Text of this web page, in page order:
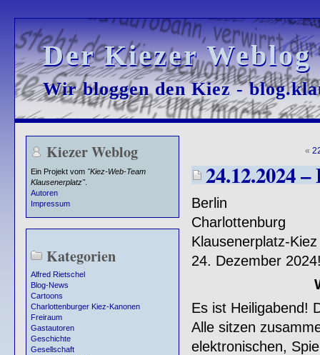
Der Kiezer
Der Kiezer
Wir bloggen den Kiez -
Wir bloggen den Kiez -
Kiezer Weblog
Ein Projekt vom "Kiez-Web-Team
Klausenerplatz".
Autoren
Impressum
Kategorien
Alfred Rietschel
Blog-News
Cartoons
Charlottenburger Kiez-Kanonen
Freiraum
Gastautoren
Geschichte
Gesellschaft
«
24.12.2024
Berlin
Charlottenburg
Klausenerplatz-Kiez
24. Dezember
Es ist Heiligabend!
Alle sitzen
elektronischen,